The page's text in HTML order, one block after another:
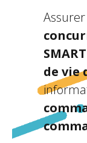
Assurer
de vie